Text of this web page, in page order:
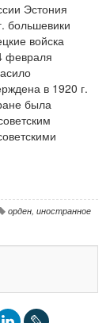
Эстония
большевики
войска
февраля
в 1920 г.
была
орден, иностранное